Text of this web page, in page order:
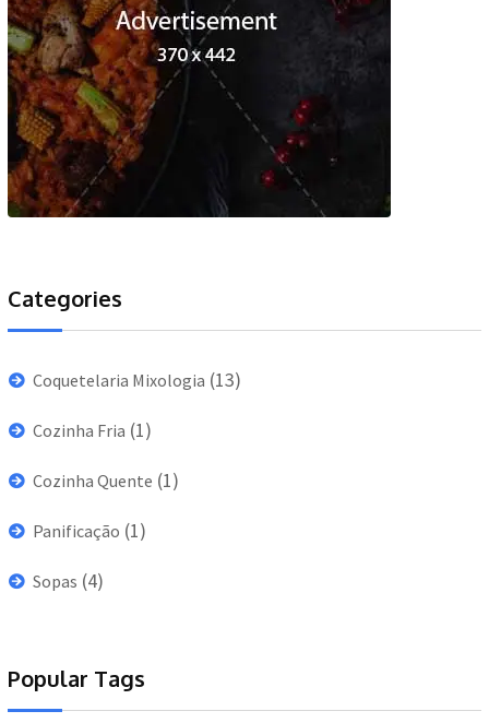
Categories
Coquetelaria Mixologia (13)
Cozinha Fria (1)
Cozinha Quente (1)
Panificação (1)
Sopas (4)
Popular Tags